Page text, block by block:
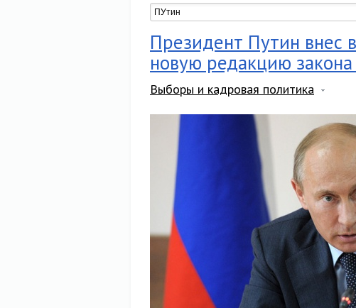
Президент Путин внес
новую редакцию
Выборы и кадровая политика